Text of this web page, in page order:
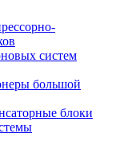
систем
большой
блоки